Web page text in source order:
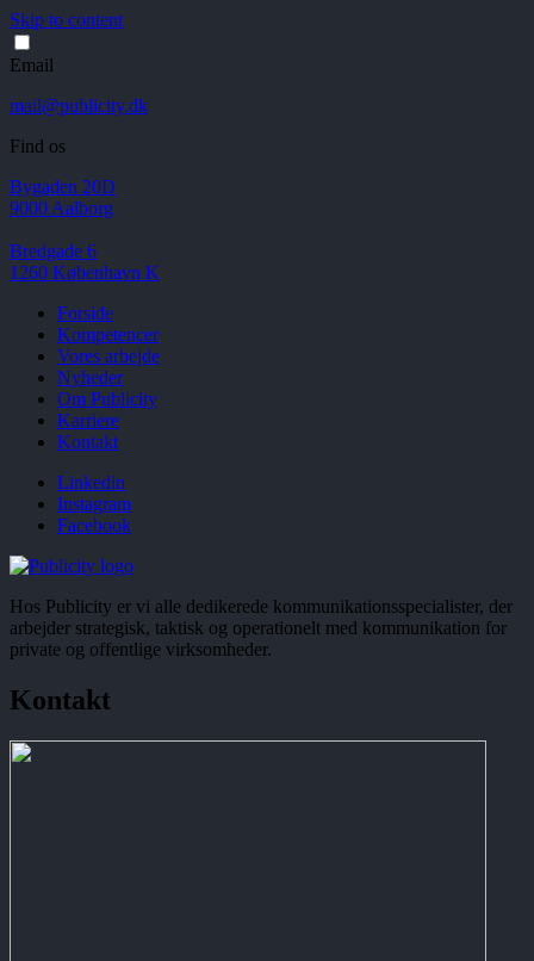
Skip to content
Email
mail@publicity.dk
Find os
Bygaden 20D
9000 Aalborg
Bredgade 6
1260 København K
Forside
Kompetencer
Vores arbejde
Nyheder
Om Publicity
Karriere
Kontakt
Linkedin
Instagram
Facebook
Hos Publicity er vi alle dedikerede kommunikationsspecialister, der
arbejder strategisk, taktisk og operationelt med kommunikation for
private og offentlige virksomheder.
Kontakt